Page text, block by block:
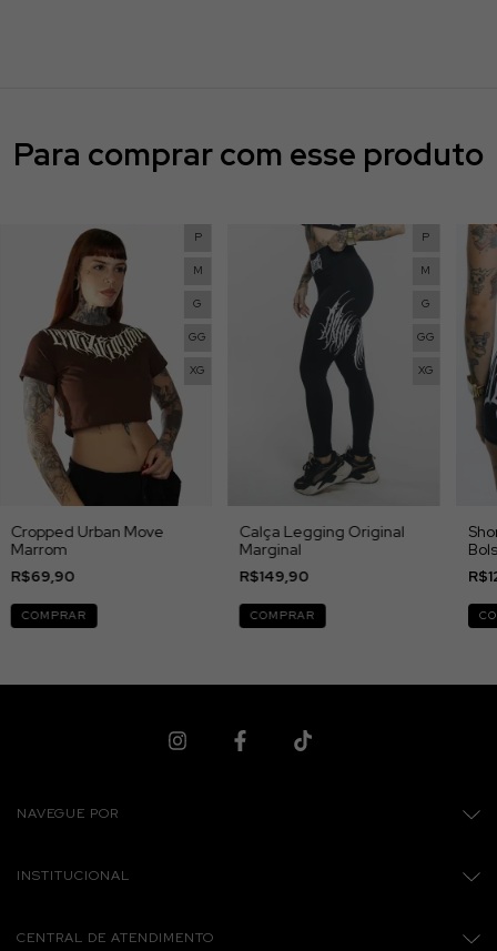
Para comprar com esse produto
P
M
G
GG
XG
Cropped Urban Move
Marrom
R$69,90
COMPRAR
P
M
G
GG
XG
Calça Legging Original
Marginal
R$149,90
COMPRAR
NAVEGUE POR
INSTITUCIONAL
CENTRAL DE ATENDIMENTO